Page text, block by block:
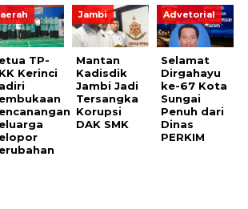
TP-
Kerinci
Jambi
Mantan
Kadisdik
Jambi Jadi
Tersangka
Korupsi
DAK SMK
Advetorial
Selamat
Dirgahayu
ke-67 Kota
Sungai
Penuh dari
Dinas
PERKIM